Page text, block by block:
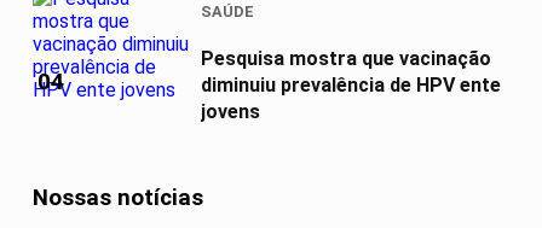
04
SAÚDE
Pesquisa mostra que vacinação
diminuiu prevalência de HPV ente
jovens
Nossas notícias